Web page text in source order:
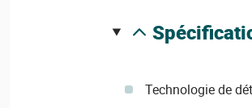
Technologie de